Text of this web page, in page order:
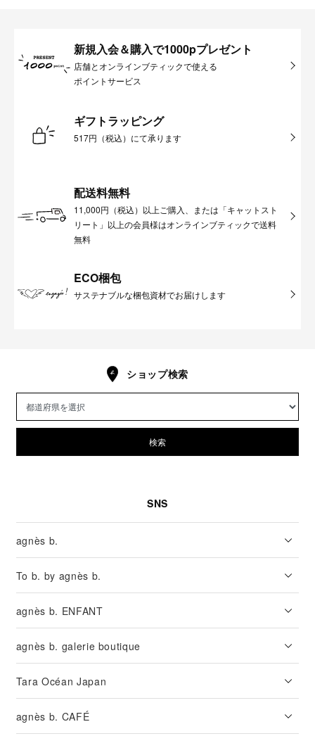
新規入会＆購入で1000pプレゼント
店舗とオンラインブティックで使える
ポイントサービス
ギフトラッピング
517円（税込）にて承ります
配送料無料
11,000円（税込）以上ご購入、または「キャットスト
リート」以上の会員様はオンラインブティックで送料
無料
ECO梱包
サステナブルな梱包資材でお届けします
ショップ検索
検索
SNS
agnès b.
To b. by agnès b.
agnès b. ENFANT
agnès b. galerie boutique
Tara Océan Japan
agnès b. CAFÉ